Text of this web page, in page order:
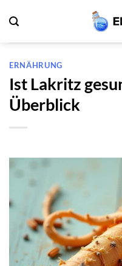
Inhalt
springen
ERNÄHRUNG
Ist Lakritz
Überblick